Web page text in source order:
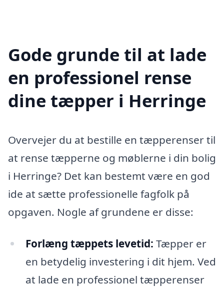
Gode grunde til at lade
en professionel rense
dine tæpper i Herringe
Overvejer du at bestille en tæpperenser til
at rense tæpperne og møblerne i din bolig
i Herringe? Det kan bestemt være en god
ide at sætte professionelle fagfolk på
opgaven. Nogle af grundene er disse:
Forlæng tæppets levetid: Tæpper er
en betydelig investering i dit hjem. Ved
at lade en professionel tæpperenser